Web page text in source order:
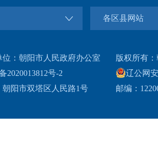
各区县网站
位：朝阳市人民政府办公室
2020013812号-2
朝阳市双塔区人民路1号
版权所有
辽公网
邮编：